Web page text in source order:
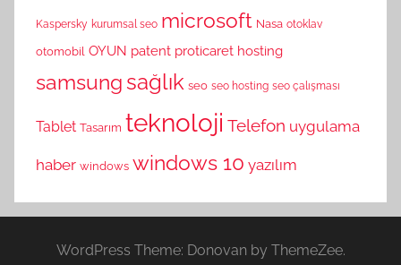
Kaspersky kurumsal seo microsoft Nasa otoklav
otomobil OYUN patent proticaret hosting
samsung sağlık seo seo hosting seo çalışması
Tablet Tasarım teknoloji Telefon uygulama
haber windows windows 10 yazılım
WordPress Theme: Donovan by ThemeZee.